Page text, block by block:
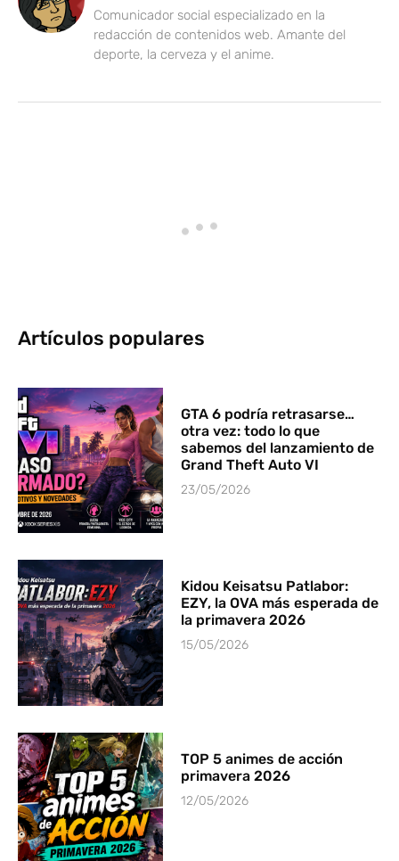
Comunicador social especializado en la
redacción de contenidos web. Amante del
deporte, la cerveza y el anime.
Artículos populares
GTA 6 podría retrasarse…
otra vez: todo lo que
sabemos del lanzamiento de
Grand Theft Auto VI
23/05/2026
Kidou Keisatsu Patlabor:
EZY, la OVA más esperada de
la primavera 2026
15/05/2026
TOP 5 animes de acción
primavera 2026
12/05/2026